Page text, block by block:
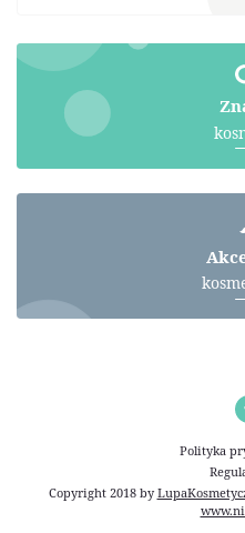
Polityka
Copyright 2018 by